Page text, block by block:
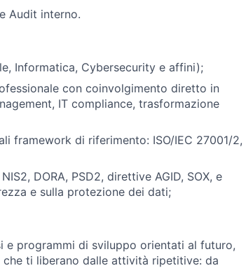
Audit interno.
Informatica, Cybersecurity e affini);
con coinvolgimento diretto in
IT compliance, trasformazione
framework di riferimento: ISO/IEC 27001/2,
DORA, PSD2, direttive AGID, SOX, e
e sulla protezione dei dati;
e programmi di sviluppo orientati al futuro,
ti liberano dalle attività ripetitive: da